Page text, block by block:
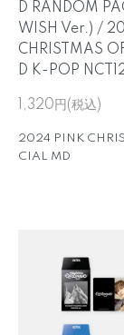
D RANDOM
WISH Ver.) /
CHRISTMAS
D K-POP
1,320円(税込)
2024 PINK
CIAL MD